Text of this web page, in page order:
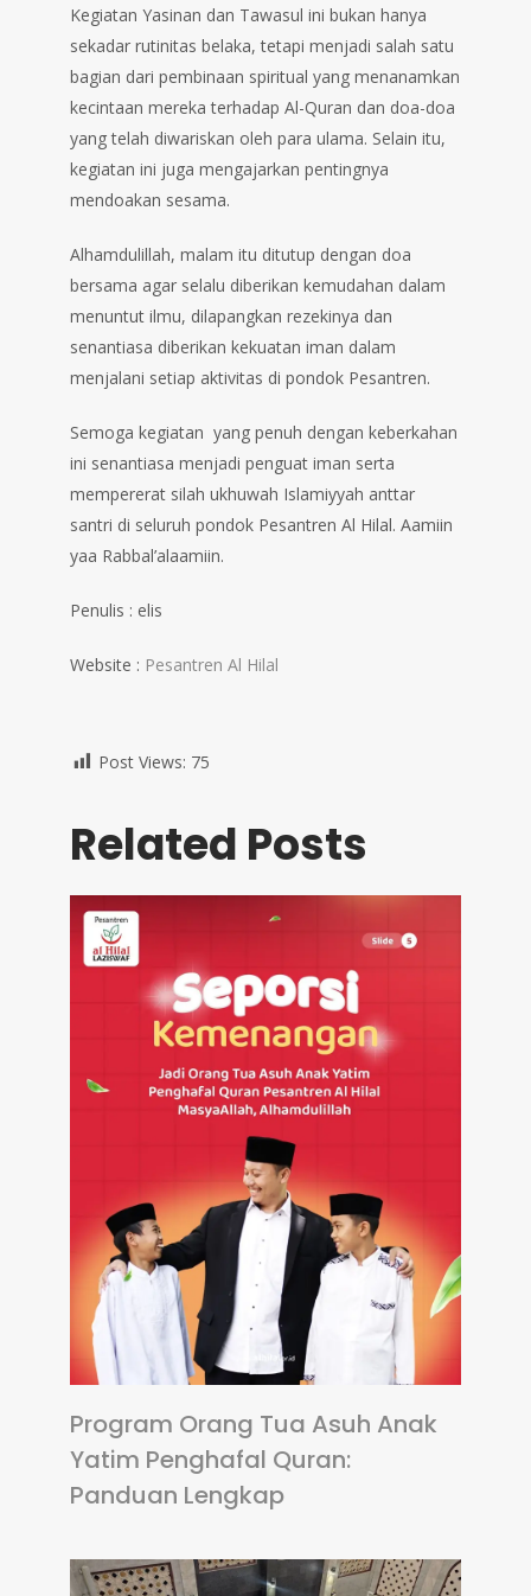
Kegiatan Yasinan dan Tawasul ini bukan hanya
sekadar rutinitas belaka, tetapi menjadi salah satu
bagian dari pembinaan spiritual yang menanamkan
kecintaan mereka terhadap Al-Quran dan doa-doa
yang telah diwariskan oleh para ulama. Selain itu,
kegiatan ini juga mengajarkan pentingnya
mendoakan sesama.
Alhamdulillah, malam itu ditutup dengan doa
bersama agar selalu diberikan kemudahan dalam
menuntut ilmu, dilapangkan rezekinya dan
senantiasa diberikan kekuatan iman dalam
menjalani setiap aktivitas di pondok Pesantren.
Semoga kegiatan yang penuh dengan keberkahan
ini senantiasa menjadi penguat iman serta
mempererat silah ukhuwah Islamiyyah anttar
santri di seluruh pondok Pesantren Al Hilal. Aamiin
yaa Rabbal’alaamiin.
Penulis : elis
Website : Pesantren Al Hilal
Post Views: 75
Related Posts
Program Orang Tua Asuh Anak
Yatim Penghafal Quran:
Panduan Lengkap